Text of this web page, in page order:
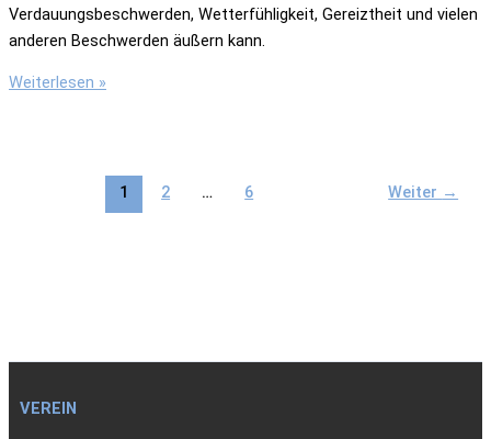
Verdauungsbeschwerden, Wetterfühligkeit, Gereiztheit und vielen
anderen Beschwerden äußern kann.
TCM
Weiterlesen »
1 2 … 6 Weiter →
VEREIN